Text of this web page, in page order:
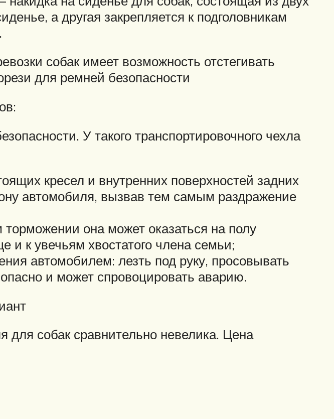
а другая закрепляется к подголовникам
собак имеет возможность отстегивать
для ремней безопасности
У такого транспортировочного чехла
кресел и внутренних поверхностей задних
автомобиля, вызвав тем самым раздражение
торможении она может оказаться на полу
и к увечьям хвостатого члена семьи;
автомобилем: лезть под руку, просовывать
и может спровоцировать аварию.
для собак сравнительно невелика. Цена